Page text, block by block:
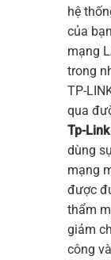
hệ
của
mạng
trong
TP-
qua
Tp-Link
dùng
mạng
được
thẩm
giảm
công